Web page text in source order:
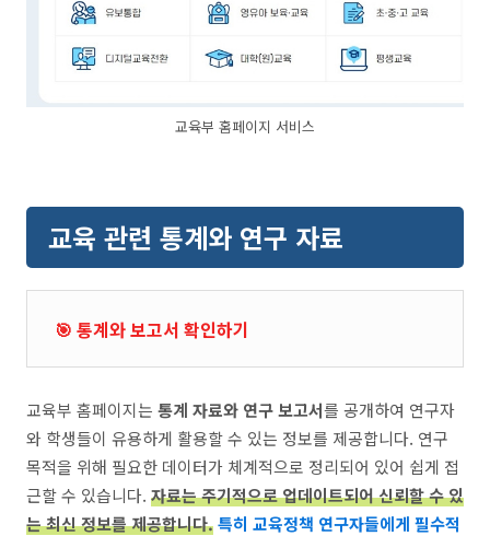
교육부 홈페이지 서비스
교육 관련 통계와 연구 자료
🎯 통계와 보고서 확인하기
교육부 홈페이지는 통계 자료와 연구 보고서를 공개하여 연구자
와 학생들이 유용하게 활용할 수 있는 정보를 제공합니다. 연구
목적을 위해 필요한 데이터가 체계적으로 정리되어 있어 쉽게 접
근할 수 있습니다. 자료는 주기적으로 업데이트되어 신뢰할 수 있
는 최신 정보를 제공합니다.특히 교육정책 연구자들에게 필수적